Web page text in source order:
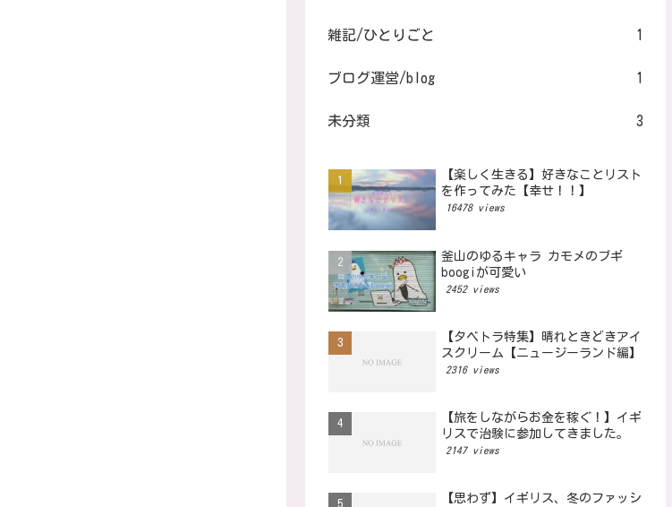
雑記/ひとりごと 1
ブログ運営/blog 1
未分類 3
【楽しく生きる】好きなことリスト
を作ってみた【幸せ！！】
16478 views
釜山のゆるキャラ カモメのブギ
boogiが可愛い
2452 views
【タベトラ特集】晴れときどきアイ
スクリーム【ニュージーランド編】
2316 views
【旅をしながらお金を稼ぐ！】イギ
リスで治験に参加してきました。
2147 views
【思わず】イギリス、冬のファッシ